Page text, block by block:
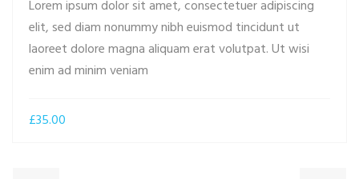
Lorem ipsum dolor sit amet, consectetuer adipiscing
elit, sed diam nonummy nibh euismod tincidunt ut
laoreet dolore magna aliquam erat volutpat. Ut wisi
enim ad minim veniam
£35.00
ADD TO CART